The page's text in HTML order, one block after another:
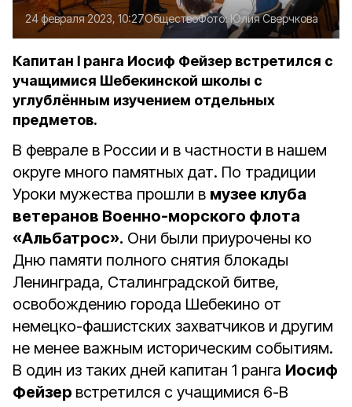
24 февраля 2023, 10:27ОбществоФото: Юлия Сверчкова
Капитан Ⅰ ранга Иосиф Фейзер встретился с
учащимися Шебекинской школы с
углублённым изучением отдельных
предметов.
В феврале в России и в частности в нашем
округе много памятных дат. По традиции
Уроки мужества прошли в музее клуба
ветеранов Военно-морского флота
«Альбатрос». Они были приурочены ко
Дню памяти полного снятия блокады
Ленинграда, Сталинградской битве,
освобождению города Шебекино от
немецко-фашистских захватчиков и другим
не менее важным историческим событиям.
В один из таких дней капитан 1 ранга Иосиф
Фейзер встретился с учащимися 6-В